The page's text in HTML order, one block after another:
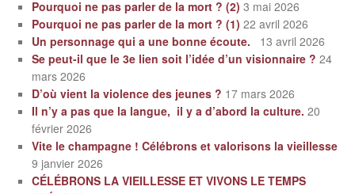
Pourquoi ne pas parler de la mort ? (2) 3 mai 2026
Pourquoi ne pas parler de la mort ? (1) 22 avril 2026
Un personnage qui a une bonne écoute.
13 avril 2026
Se peut-il que le 3e lien soit l’idée d’un visionnaire ? 24
mars 2026
D’où vient la violence des jeunes ? 17 mars 2026
Il n’y a pas que la langue, il y a d’abord la culture. 20
février 2026
Vite le champagne ! Célébrons et valorisons la vieillesse
9 janvier 2026
CÉLÉBRONS LA VIEILLESSE ET VIVONS LE TEMPS